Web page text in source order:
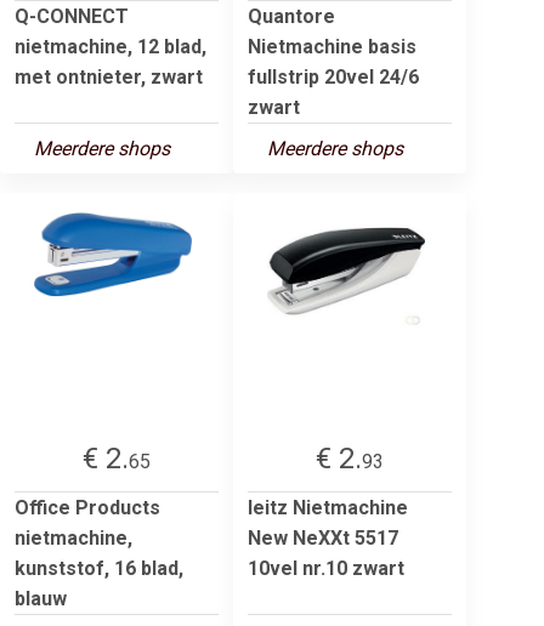
Q-CONNECT
nietmachine, 12 blad,
met ontnieter, zwart
Meerdere shops
Quantore
Nietmachine basis
fullstrip 20vel 24/6
zwart
Meerdere shops
€ 2.65
Office Products
nietmachine,
kunststof, 16 blad,
blauw
€ 2.93
leitz Nietmachine
New NeXXt 5517
10vel nr.10 zwart